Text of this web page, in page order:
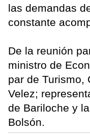
las demandas
constante
De la reunión
ministro de
par de Turismo,
Velez;
de Bariloche y
Bolsón.